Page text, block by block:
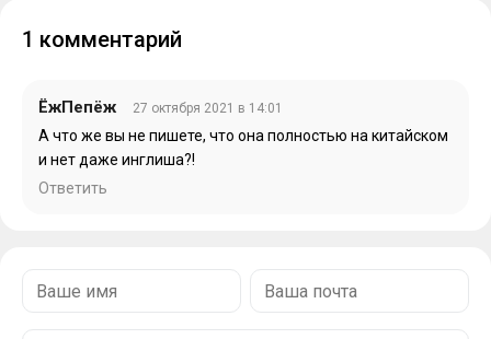
1 комментарий
ЁжПепёж 27 октября 2021 в 14:01
А что же вы не пишете, что она полностью на китайском
и нет даже инглиша?!
Ответить